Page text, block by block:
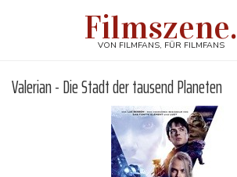
Filmszene.
VON FILMFANS, FÜR FILMFANS
Valerian - Die Stadt der tausend Planeten